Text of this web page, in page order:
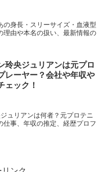
の身長・スリーサイズ・血液型
理由や本名の扱い、最新情報の
玲央ジュリアンは元プロ
レーヤー？会社や年収や
ェック！
ュリアンは何者？元プロテニ
仕事、年収の推定、経歴プロフ